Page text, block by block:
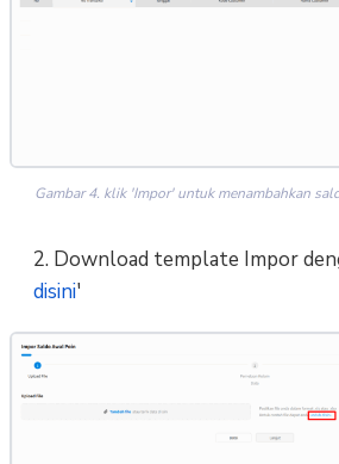
Gambar 4. klik 'Impor' untuk menambahkan
2. Download template Impor
disini'